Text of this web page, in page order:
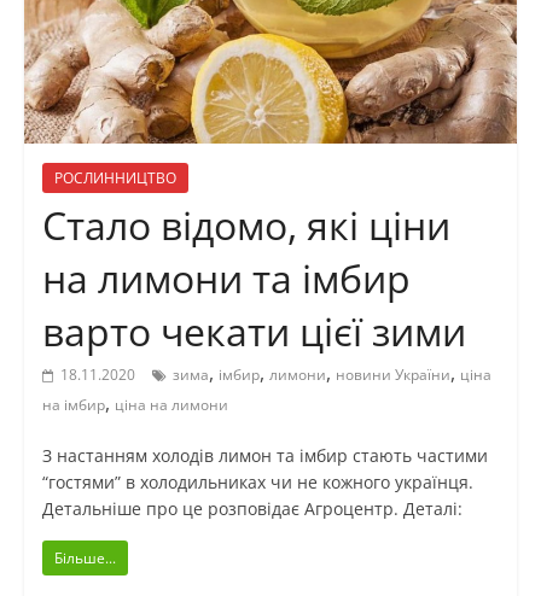
РОСЛИННИЦТВО
Стало відомо, які ціни
на лимони та імбир
варто чекати цієї зими
18.11.2020 зима, імбир, лимони, новини України, ціна
на імбир, ціна на лимони
З настанням холодів лимон та імбир стають частими
“гостями” в холодильниках чи не кожного українця.
Детальніше про це розповідає Агроцентр. Деталі:
Більше...